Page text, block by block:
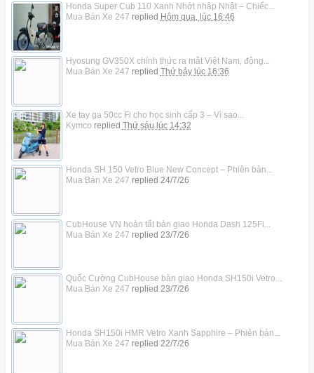
Honda Super Cub 110 Xanh Nhớt nhập Nhật – Chiếc...
Mua Bán Xe 247 replied Hôm qua, lúc 16:46
Hyosung GV350X chính thức ra mắt Việt Nam, động...
Mua Bán Xe 247 replied Thứ bảy lúc 16:36
Xe tay ga 50cc Fi cho học sinh cấp 3 – Vì sao...
Kymco replied Thứ sáu lúc 14:32
Honda SH 150 Vetro Blue New Concept – Phiên bản...
Mua Bán Xe 247 replied 24/7/26
CubHouse VN hoàn tất bàn giao Honda Dash 125Fi...
Mua Bán Xe 247 replied 23/7/26
Quốc Cường CubHouse bàn giao Honda SH150i Vetro...
Mua Bán Xe 247 replied 23/7/26
Honda SH150i HMR Vetro Xanh Sapphire – Phiên bản...
Mua Bán Xe 247 replied 22/7/26